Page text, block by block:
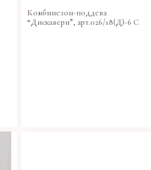
Комбинезон-поддева
“Дискавери”, арт.026/18(Д)-6 С